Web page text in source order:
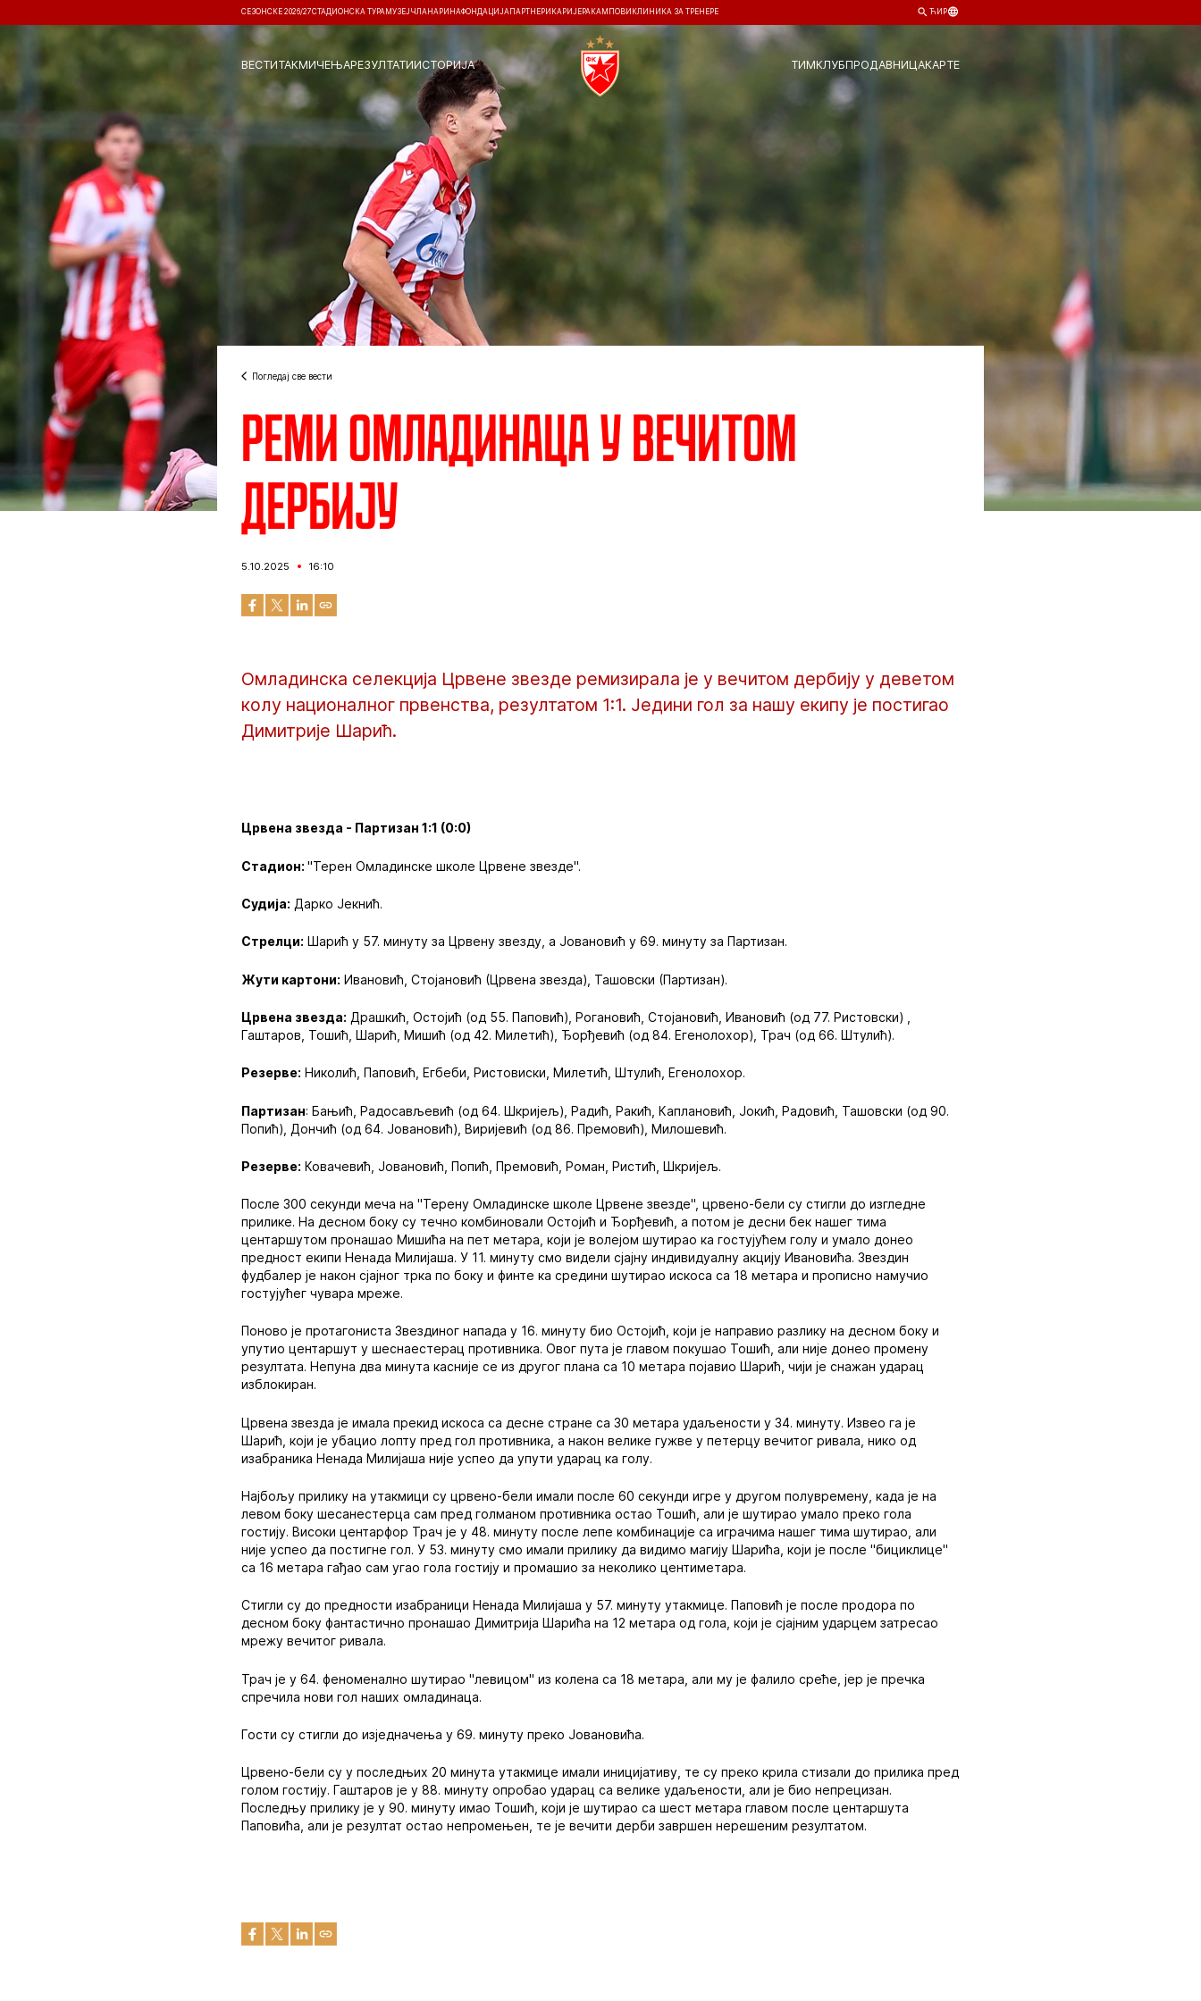
СЕЗОНСКЕ 2026/27СТАДИОНСКА ТУРА МУЗЕЈ ЧЛАНАРИНАФОНДАЦИЈА ПАРТНЕРИ КАРИЈЕРА КАМПОВИ КЛИНИКА ЗА ТРЕНЕРЕ ЋИР
ВЕСТИТАКМИЧЕЊАРЕЗУЛТАТИИСТОРИЈА ТИМКЛУБПРОДАВНИЦАКАРТЕ
Погледај све вести
Реми омладинаца у вечитом
дербију
5.10.2025 16:10
Омладинска селекција Црвене звезде ремизирала је у вечитом дербију у деветом
колу националног првенства, резултатом 1:1. Једини гол за нашу екипу је постигао
Димитрије Шарић.
Црвена звезда - Партизан 1:1 (0:0)
Стадион:"Терен Омладинске школе Црвене звезде".
Судија: Дарко Јекнић.
Стрелци: Шарић у 57. минуту за Црвену звезду, а Јовановић у 69. минуту за Партизан.
Жути картони: Ивановић, Стојановић (Црвена звезда), Ташовски (Партизан).
Црвена звезда: Драшкић, Остојић (од 55. Паповић), Рогановић, Стојановић, Ивановић (од 77. Ристовски) ,
Гаштаров, Тошић, Шарић, Мишић (од 42. Милетић), Ђорђевић (од 84. Егенолохор), Трач (од 66. Штулић).
Резерве: Николић, Паповић, Егбеби, Ристовиски, Милетић, Штулић, Егенолохор.
Партизан: Бањић, Радосављевић (од 64. Шкријељ), Радић, Ракић, Каплановић, Јокић, Радовић, Ташовски (од 90.
Попић), Дончић (од 64. Јовановић), Виријевић (од 86. Премовић), Милошевић.
Резерве: Ковачевић, Јовановић, Попић, Премовић, Роман, Ристић, Шкријељ.
После 300 секунди меча на "Терену Омладинске школе Црвене звезде", црвено-бели су стигли до изгледне
прилике. На десном боку су течно комбиновали Остојић и Ђорђевић, а потом је десни бек нашег тима
центаршутом пронашао Мишића на пет метара, који је волејом шутирао ка гостујућем голу и умало донео
предност екипи Ненада Милијаша. У 11. минуту смо видели сјајну индивидуалну акцију Ивановића. Звездин
фудбалер је након сјајног трка по боку и финте ка средини шутирао искоса са 18 метара и прописно намучио
гостујућег чувара мреже.
Поново је протагониста Звездиног напада у 16. минуту био Остојић, који је направио разлику на десном боку и
упутио центаршут у шеснаестерац противника. Овог пута је главом покушао Тошић, али није донео промену
резултата. Непуна два минута касније се из другог плана са 10 метара појавио Шарић, чији је снажан ударац
изблокиран.
Црвена звезда је имала прекид искоса са десне стране са 30 метара удаљености у 34. минуту. Извео га је
Шарић, који је убацио лопту пред гол противника, а након велике гужве у петерцу вечитог ривала, нико од
изабраника Ненада Милијаша није успео да упути ударац ка голу.
Најбољу прилику на утакмици су црвено-бели имали после 60 секунди игре у другом полувремену, када је на
левом боку шесанестерца сам пред голманом противника остао Тошић, али је шутирао умало преко гола
гостију. Високи центарфор Трач је у 48. минуту после лепе комбинације са играчима нашег тима шутирао, али
није успео да постигне гол. У 53. минуту смо имали прилику да видимо магију Шарића, који је после "бициклице"
са 16 метара гађао сам угао гола гостију и промашио за неколико центиметара.
Стигли су до предности изабраници Ненада Милијаша у 57. минуту утакмице. Паповић је после продора по
десном боку фантастично пронашао Димитрија Шарића на 12 метара од гола, који је сјајним ударцем затресао
мрежу вечитог ривала.
Трач је у 64. феноменално шутирао "левицом" из колена са 18 метара, али му је фалило среће, јер је пречка
спречила нови гол наших омладинаца.
Гости су стигли до изједначења у 69. минуту преко Јовановића.
Црвено-бели су у последњих 20 минута утакмице имали иницијативу, те су преко крила стизали до прилика пред
голом гостију. Гаштаров је у 88. минуту опробао ударац са велике удаљености, али је био непрецизан.
Последњу прилику је у 90. минуту имао Тошић, који је шутирао са шест метара главом после центаршута
Паповића, али је резултат остао непромењен, те је вечити дерби завршен нерешеним резултатом.